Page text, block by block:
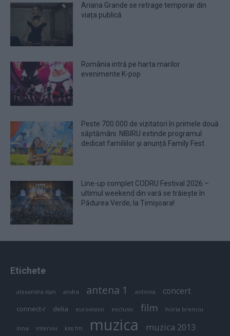
Ariana Grande se retrage temporar din
viața publică
România intră pe harta marilor
evenimente K-pop
Peste 700.000 de vizitatori în primele două
săptămâni. NIBIRU extinde programul
dedicat familiilor și anunță Family Fest.
Line-up complet CODRU Festival 2026 –
ultimul weekend din vară se trăiește în
Pădurea Verde, la Timișoara!
Etichete
alexandra stan andra antena 1 antonia concert
connect-r delia eurovision exclusiv film horia brenciu
inna interviu kiss fm muzica muzica 2013